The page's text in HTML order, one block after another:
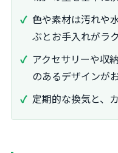
色や素材は汚れや
ぶとお手入れがラク
アクセサリーや収
のあるデザインが
定期的な換気と、